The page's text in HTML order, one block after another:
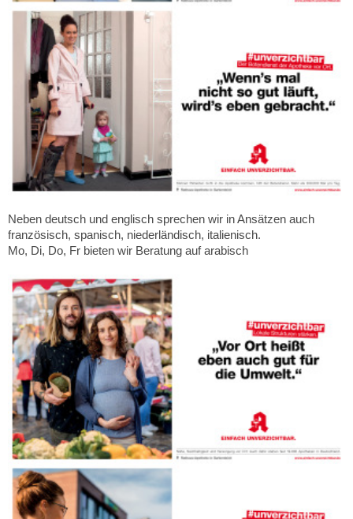
Neben deutsch und englisch sprechen wir in Ansätzen auch
französisch, spanisch, niederländisch, italienisch.
Mo, Di, Do, Fr bieten wir Beratung auf arabisch